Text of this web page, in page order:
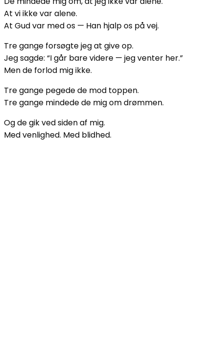
At vi ikke var alene.
At Gud var med os — Han hjalp os på vej.
Tre gange forsøgte jeg at give op.
Jeg sagde: “I går bare videre — jeg venter her.”
Men de forlod mig ikke.
Tre gange pegede de mod toppen.
Tre gange mindede de mig om drømmen.
Og de gik ved siden af mig.
Med venlighed. Med blidhed.